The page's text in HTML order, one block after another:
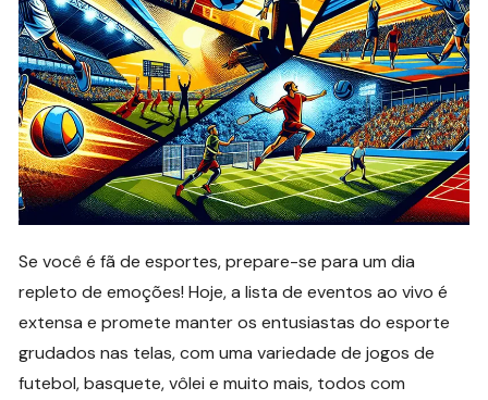
Se você é fã de esportes, prepare-se para um dia
repleto de emoções! Hoje, a lista de eventos ao vivo é
extensa e promete manter os entusiastas do esporte
grudados nas telas, com uma variedade de jogos de
futebol, basquete, vôlei e muito mais, todos com